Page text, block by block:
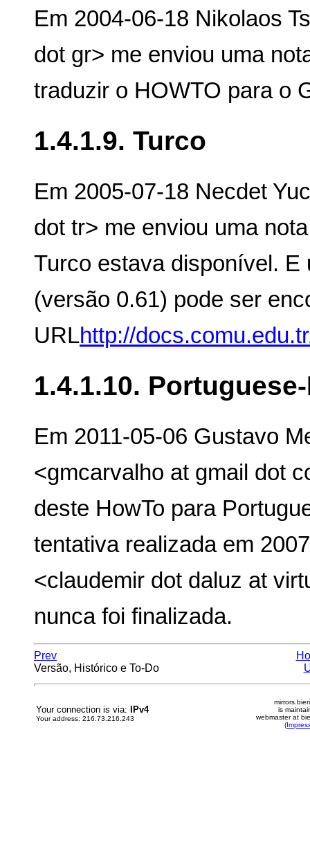
Em 2004-06-18 Nikolaos
dot gr> me enviou uma
traduzir o HOWTO para o
1.4.1.9. Turco
Em 2005-07-18 Necdet
dot tr> me enviou uma
Turco estava disponível. E
(versão 0.61) pode ser
URLhttp://
1.4.1.10.
Em 2011-05-06 Gustavo
<gmcarvalho at gmail dot
deste HowTo para
tentativa realizada em
<claudemir dot daluz at
nunca foi finalizada.
Prev
Versão, Histórico e To-Do
Your connection is via: IPv4
Your address: 216.73.216.243
is
webmaster at
(